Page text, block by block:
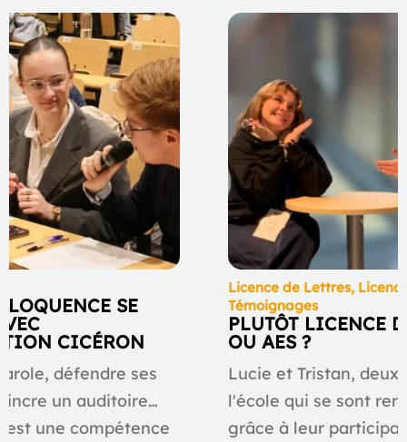
SE
CICÉRON
défendre ses
un auditoire…
est une compétence
Licence de Lettres,
Témoignages
PLUTÔT LICENCE
OU AES ?
Lucie et Tristan, deux
l'école qui se sont
grâce à leur